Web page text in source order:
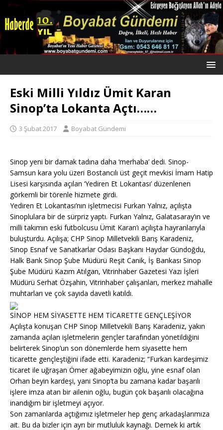
Eski Milli Yıldız Ümit Karan
Sinop’ta Lokanta Açtı……
3 Şubat 2017 Boyabat Gündemi
Sinop yeni bir damak tadına daha ‘merhaba’ dedi. Sinop-
Samsun kara yolu üzeri Bostancılı üst geçit mevkisi İmam Hatip
Lisesi karşısında açılan ‘Yediren Et Lokantası’ düzenlenen
görkemli bir törenle hizmete girdi.
Yediren Et Lokantası’nın işletmecisi Furkan Yalnız, açılışta
Sinoplulara bir de sürpriz yaptı. Furkan Yalnız, Galatasaray’ın ve
milli takımın eski futbolcusu Ümit Karan’ı açılışta hayranlarıyla
buluşturdu. Açılışa; CHP Sinop Milletvekili Barış Karadeniz,
Sinop Esnaf ve Sanatkarlar Odası Başkanı Haydar Gündoğdu,
Halk Bank Sinop Şube Müdürü Reşit Canik, İş Bankası Sinop
Şube Müdürü Kazım Atılgan, Vitrinhaber Gazetesi Yazı İşleri
Müdürü Serhat Özşahin, Vitrinhaber çalışanları, merkez mahalle
muhtarları ve çok sayıda davetli katıldı.
SİNOP HEM SİYASETTE HEM TİCARETTE GENÇLEŞİYOR
Açılışta konuşan CHP Sinop Milletvekili Barış Karadeniz, yakın
zamanda açılan işletmelerin gençler tarafından yönetildiğini
belirterek Sinop’un son dönemlerde hem siyasette hem
ticarette gençleştiğini ifade etti. Karadeniz; “Furkan kardeşimiz
ticaret ile uğraşan Ömer ağabeyimizin oğlu, yine esnaf olan
Orhan beyin kardeşi, yani Sinop’ta bu zamana kadar başarılı
işlere imza atan bir ailenin oğlu, bugün çok başarılı olacağına
inandığım bir işletmeyi açıyor.
Son zamanlarda açtığımız işletmeler hep genç arkadaşlarımıza
ait. Bu da bizler için ayrı bir mutluluk kaynağı. Demek ki artık